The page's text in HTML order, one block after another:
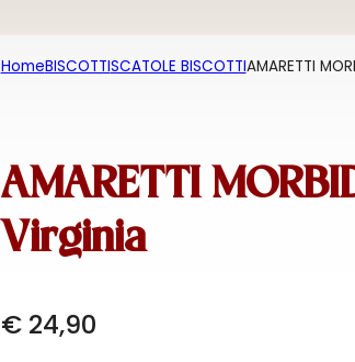
HomeBISCOTTISCATOLE BISCOTTIAMARETTI
AMARETTI
Virginia
€24,90